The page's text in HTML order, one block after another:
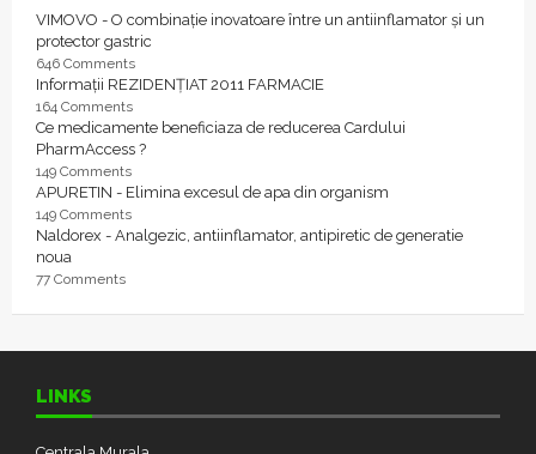
VIMOVO - O combinație inovatoare între un antiinflamator și un
protector gastric
646 Comments
Informații REZIDENȚIAT 2011 FARMACIE
164 Comments
Ce medicamente beneficiaza de reducerea Cardului
PharmAccess ?
149 Comments
APURETIN - Elimina excesul de apa din organism
149 Comments
Naldorex - Analgezic, antiinflamator, antipiretic de generatie
noua
77 Comments
LINKS